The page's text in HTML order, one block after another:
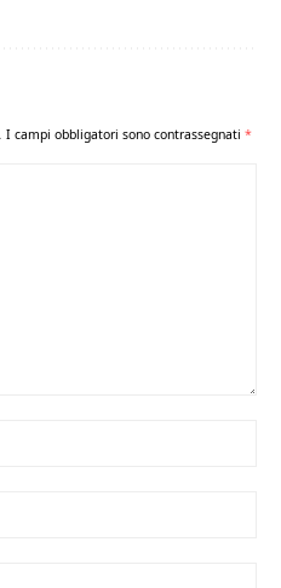
I campi obbligatori sono contrassegnati *